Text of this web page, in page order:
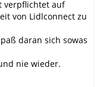
verpflichtet auf
von Lidlconnect zu
daran sich sowas
nie wieder.